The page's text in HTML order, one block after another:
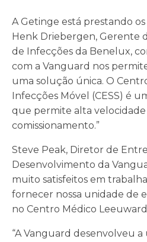
A Getinge está prestando
Henk Driebergen, Gerente
de Infecções da Benelux,
com a Vanguard nos
uma solução única. O
Infecções Móvel (CESS) é
que permite alta velocidade
comissionamento.”
Steve Peak, Diretor de
Desenvolvimento da
muito satisfeitos em
fornecer nossa unidade de
no Centro Médico
“A Vanguard desenvolveu a